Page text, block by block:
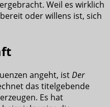
Weil es wirklich
oder willens ist, sich
angeht, istDer
das titelgebende
Es hat